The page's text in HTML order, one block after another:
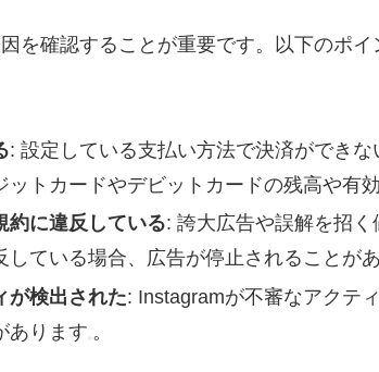
を確認することが重要です。以下のポ
: 設定している支払い方法で決済ができ
ットカードやデビットカードの残高や有
約に違反している: 誇大広告や誤解を招
している場合、広告が停止されることが
が検出された: Instagramが不審なアクテ
あります 。